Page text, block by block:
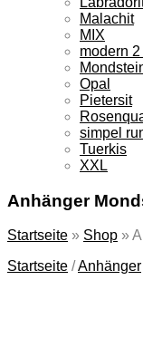
Malachit
MIX
modern
Opal
Pietersit
simpel
Tuerkis
XXL
Anhänger
Startseite » Shop »
Startseite /Anhänger